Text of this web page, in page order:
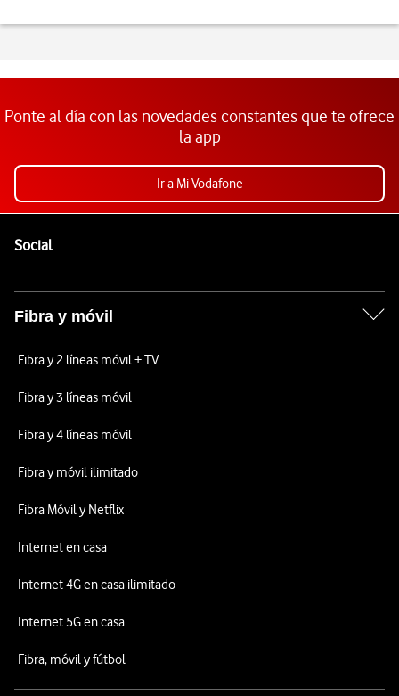
Ponte al día con las novedades constantes que te ofrece
la app
Ir a Mi Vodafone
SocialEnlaces a las redes sociales de Vodafone
Fibra y móvil
Fibra y 2 líneas móvil + TV
Fibra y 3 líneas móvil
Fibra y 4 líneas móvil
Fibra y móvil ilimitado
Fibra Móvil y Netflix
Internet en casa
Internet 4G en casa ilimitado
Internet 5G en casa
Fibra, móvil y fútbol